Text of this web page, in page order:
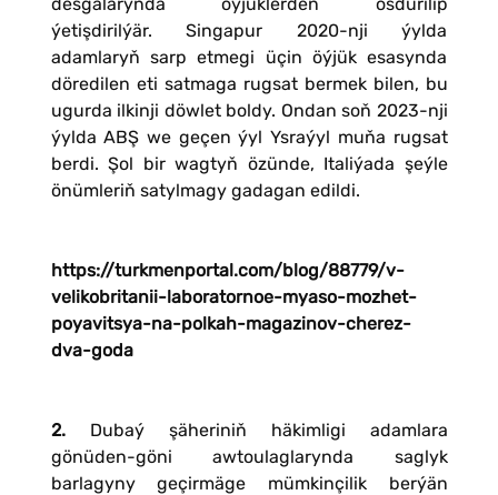
ýetişdirilýär. Singapur 2020-nji ýylda
adamlaryň sarp etmegi üçin öýjük esasynda
döredilen eti satmaga rugsat bermek bilen, bu
ugurda ilkinji döwlet boldy. Ondan soň 2023-nji
ýylda ABŞ we geçen ýyl Ysraýyl muňa rugsat
berdi. Şol bir wagtyň özünde, Italiýada şeýle
önümleriň satylmagy gadagan edildi.
https://turkmenportal.com/blog/88779/v-
velikobritanii-laboratornoe-myaso-mozhet-
poyavitsya-na-polkah-magazinov-cherez-
dva-goda
2. Dubaý şäheriniň häkimligi adamlara
gönüden-göni awtoulaglarynda saglyk
barlagyny geçirmäge mümkinçilik berýän